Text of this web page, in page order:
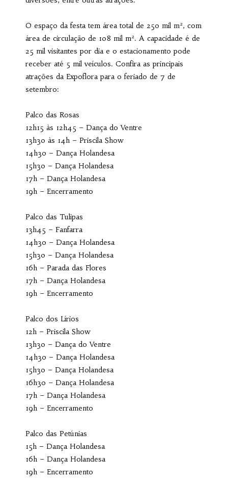
O espaço da festa tem área total de 250 mil m², com
área de circulação de 108 mil m². A capacidade é de
25 mil visitantes por dia e o estacionamento pode
receber até 5 mil veículos. Confira as principais
atrações da Expoflora para o feriado de 7 de
setembro:
Palco das Rosas
12h15 às 12h45 – Dança do Ventre
13h30 às 14h – Priscila Show
14h30 – Dança Holandesa
15h30 – Dança Holandesa
17h – Dança Holandesa
19h – Encerramento
Palco das Tulipas
13h45 – Fanfarra
14h30 – Dança Holandesa
15h30 – Dança Holandesa
16h – Parada das Flores
17h – Dança Holandesa
19h – Encerramento
Palco dos Lírios
12h – Priscila Show
13h30 – Dança do Ventre
14h30 – Dança Holandesa
15h30 – Dança Holandesa
16h30 – Dança Holandesa
17h – Dança Holandesa
19h – Encerramento
Palco das Petúnias
15h – Dança Holandesa
16h – Dança Holandesa
19h – Encerramento